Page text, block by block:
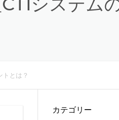
とは？
カテゴリー